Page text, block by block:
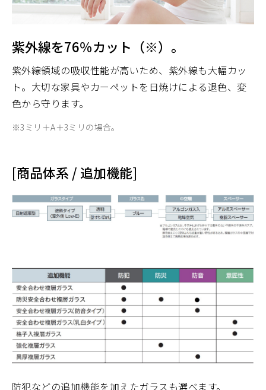
紫外線を76％カット（※）。
紫外線領域の吸収性能が高いため、紫外線も大幅カッ
ト。大切な家具やカーペットを日焼けによる退色、変
色から守ります。
※3ミリ＋A＋3ミリの場合。
[商品体系 / 追加機能]
防犯などの追加機能を加えたガラスも選べます。